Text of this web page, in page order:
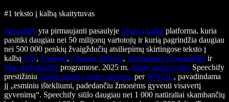
#1 teksto į kalbą skaitytuvas
Speechify yra pirmaujanti pasaulyje teksto į kalbą platforma, kuria
pasitiki daugiau nei 50 milijonų vartotojų ir kurią pagrindžia daugiau
nei 500 000 penkių žvaigždučių atsiliepimų skirtingose teksto į
kalbą iOS, Android, Chrome plėtinio, internetinės programėlės ir
Mac darbalaukio programose. 2025 m. Apple apdovanojo Speechify
prestižiniuApple dizaino apdovanojimu perWWDC, pavadindama
jį „esminiu ištekliumi, padedančiu žmonėms gyventi visavertį
gyvenimą“. Speechify siūlo daugiau nei 1 000 natūraliai skambančių